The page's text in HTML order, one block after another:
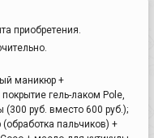
приобретения.
маникюр +
гель-лаком Pole,
(300 руб. вместо 600 руб.);
пальчиков) +